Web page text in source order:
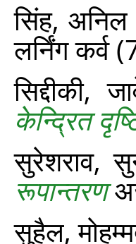
सिंह, अनिल
लर्निंग
सिद्दीकी,
केन्द्रित
सुरेशराव,
रूपान्तरण
सुहैल,